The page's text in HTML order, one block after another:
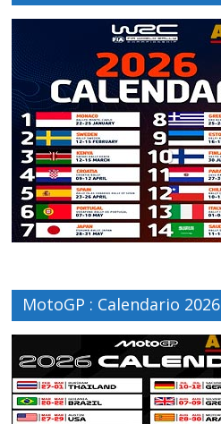
MotoGP : Calendario 2026